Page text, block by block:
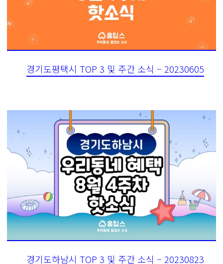
경기도평택시 TOP 3 및 주간 소식 – 20230605
경기도하남시 TOP 3 및 주간 소식 – 20230823